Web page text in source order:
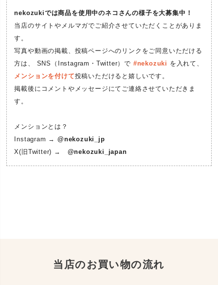
nekozukiでは商品を使用中のネコさんの様子を大募集中！
当店のサイトやメルマガでご紹介させていただくことがありま
す。
写真や動画の掲載、投稿ページへのリンクをご同意いただける
方は、
SNS（Instagram・Twitter）で #nekozuki を入れて、
メンションを付けて投稿いただけると嬉しいです。
掲載後にコメントやメッセージにてご連絡させていただきま
す。
メンションとは？
Instagram →@nekozuki_jp
X(旧Twitter) → @nekozuki_japan
当店のお買い物の流れ